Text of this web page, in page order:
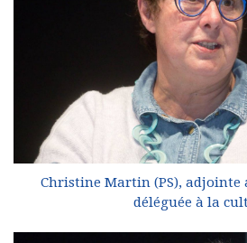
Christine Martin (PS), adjointe
déléguée à la